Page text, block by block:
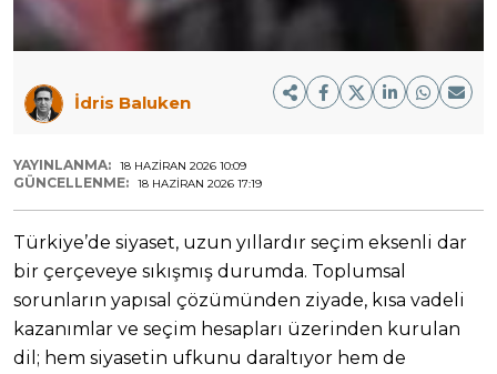
İdris Baluken
YAYINLANMA: 18 HAZIRAN 2026 10:09
GÜNCELLENME: 18 HAZIRAN 2026 17:19
Türkiye’de siyaset, uzun yıllardır seçim eksenli dar
bir çerçeveye sıkışmış durumda. Toplumsal
sorunların yapısal çözümünden ziyade, kısa vadeli
kazanımlar ve seçim hesapları üzerinden kurulan
dil; hem siyasetin ufkunu daraltıyor hem de